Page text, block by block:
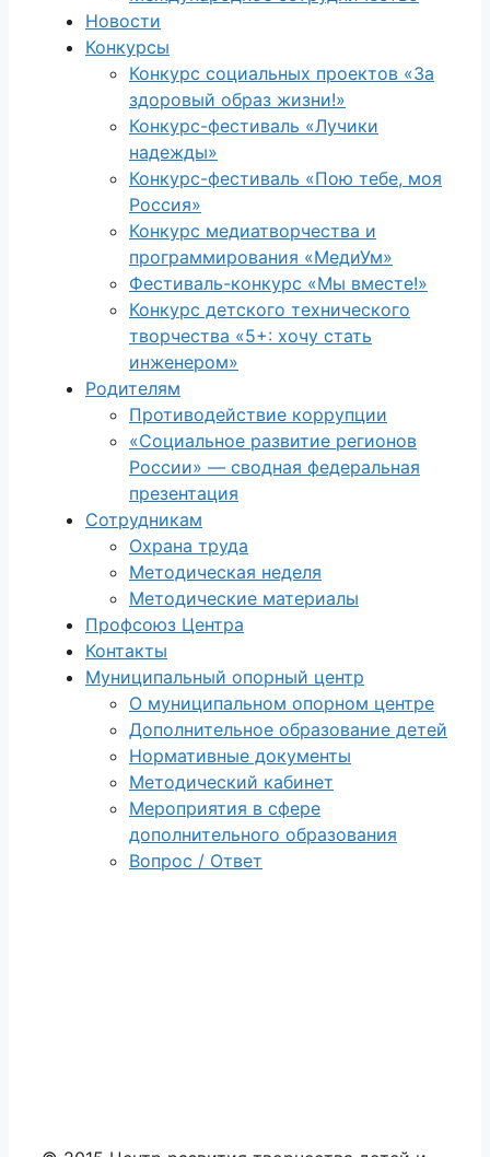
Новости
Конкурсы
Конкурс социальных проектов «За
здоровый образ жизни!»
Конкурс-фестиваль «Лучики
надежды»
Конкурс-фестиваль «Пою тебе, моя
Россия»
Конкурс медиатворчества и
программирования «МедиУм»
Фестиваль-конкурс «Мы вместе!»
Конкурс детского технического
творчества «5+: хочу стать
инженером»
Родителям
Противодействие коррупции
«Социальное развитие регионов
России» — сводная федеральная
презентация
Сотрудникам
Охрана труда
Методическая неделя
Методические материалы
Профсоюз Центра
Контакты
Муниципальный опорный центр
О муниципальном опорном центре
Дополнительное образование детей
Нормативные документы
Методический кабинет
Мероприятия в сфере
дополнительного образования
Вопрос / Ответ